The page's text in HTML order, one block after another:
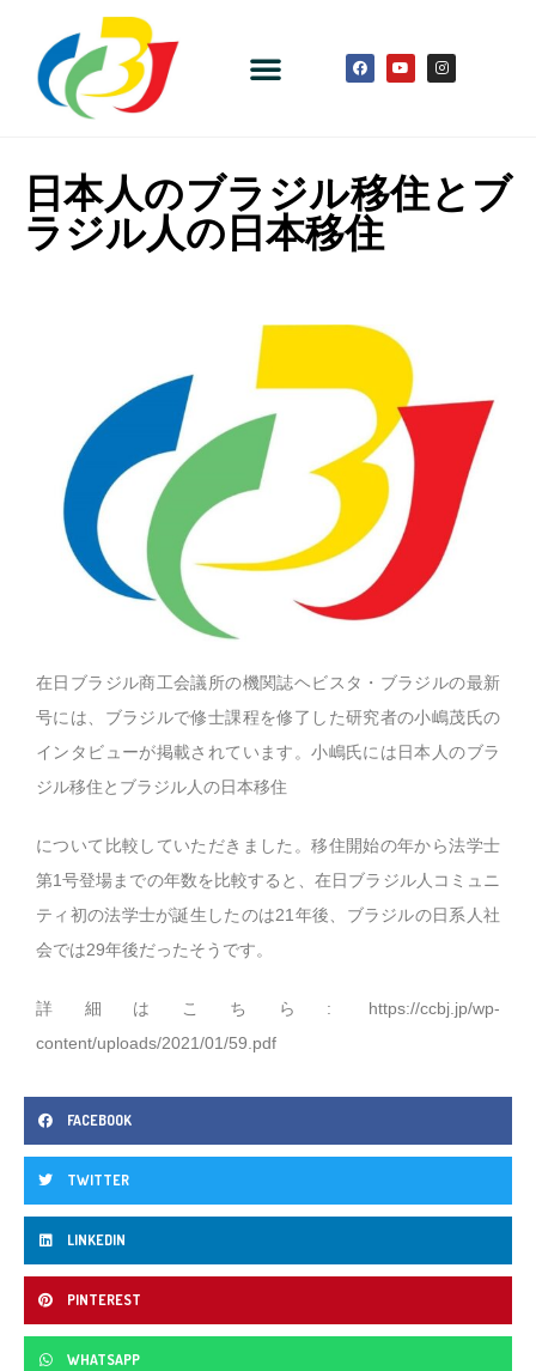
日本人のブラジル移住とブ
ラジル人の日本移住
在日ブラジル商工会議所の機関誌ヘビスタ・ブラジルの最新
号には、ブラジルで修士課程を修了した研究者の小嶋茂氏の
インタビューが掲載されています。小嶋氏には日本人のブラ
ジル移住とブラジル人の日本移住
について比較していただきました。移住開始の年から法学士
第1号登場までの年数を比較すると、在日ブラジル人コミュニ
ティ初の法学士が誕生したのは21年後、ブラジルの日系人社
会では29年後だったそうです。
詳細はこちら: https://ccbj.jp/wp-
content/uploads/2021/01/59.pdf
FACEBOOK
TWITTER
LINKEDIN
PINTEREST
WHATSAPP